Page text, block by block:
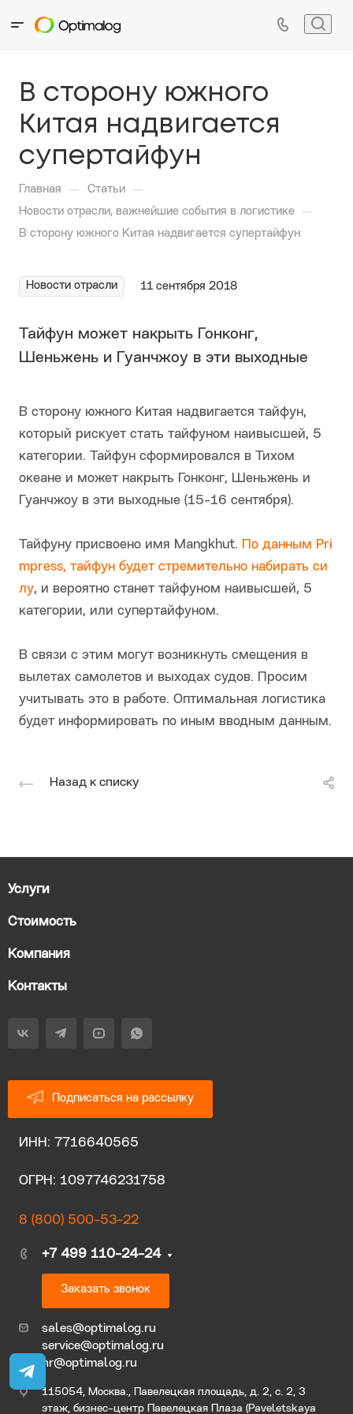
В сторону южного
Китая надвигается
супертайфун
Главная — Статьи —
Новости отрасли, важнейшие события в логистике —
В сторону южного Китая надвигается супертайфун
Новости отрасли 11 сентября 2018
Тайфун может накрыть Гонконг,
Шеньжень и Гуанчжоу в эти выходные
В сторону южного Китая надвигается тайфун,
который рискует стать тайфуном наивысшей, 5
категории. Тайфун сформировался в Тихом
океане и может накрыть Гонконг, Шеньжень и
Гуанчжоу в эти выходные (15-16 сентября).
Тайфуну присвоено имя Mangkhut. По данным Pri
mpress, тайфун будет стремительно набирать си
лу, и вероятно станет тайфуном наивысшей, 5
категории, или супертайфуном.
В связи с этим могут возникнуть смещения в
вылетах самолетов и выходах судов. Просим
учитывать это в работе. Оптимальная логистика
будет информировать по иным вводным данным.
Назад к списку
Услуги
Стоимость
Компания
Контакты
Подписаться на рассылку
ИНН: 7716640565
ОГРН: 1097746231758
8 (800) 500-53-22
+7 499 110-24-24
Заказать звонок
sales@optimalog.ru
service@optimalog.ru
hr@optimalog.ru
115054, Москва., Павелецкая площадь, д. 2, с. 2, 3
этаж, бизнес-центр Павелецкая Плаза (Paveletskaya